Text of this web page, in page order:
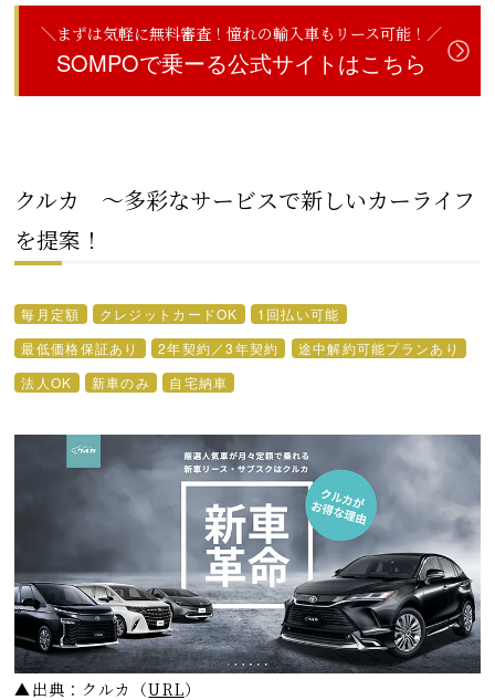
＼まずは気軽に無料審査！憧れの輸入車もリース可能！／
SOMPOで乗ーる公式サイトはこちら
クルカ ～多彩なサービスで新しいカーライフ
を提案！
毎月定額 クレジットカードOK
1回払い可能
最低価格保証あり
2年契約／3年契約
途中解約可能プランあり
法人OK
新車のみ 自宅納車
▲出典：クルカ （URL）